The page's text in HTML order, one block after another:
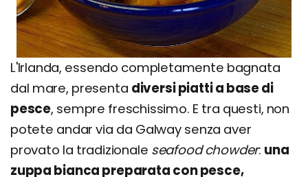
L'Irlanda, essendo completamente bagnata
dal mare, presenta diversi piatti a base di
pesce, sempre freschissimo. E tra questi, non
potete andar via da Galway senza aver
provato la tradizionale seafood chowder: una
zuppa bianca preparata con pesce,